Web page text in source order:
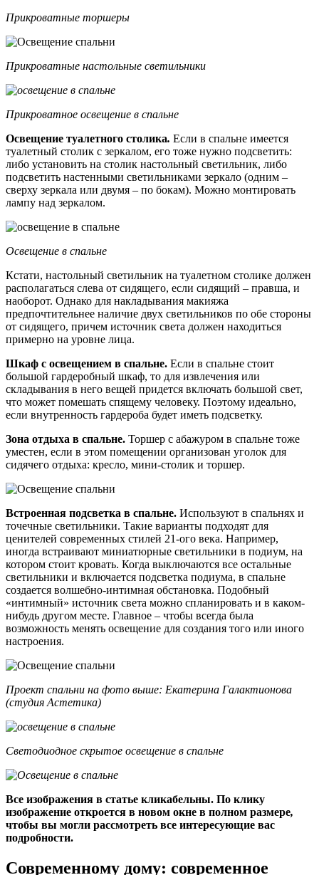
Прикроватные торшеры
Прикроватные настольные светильники
Прикроватное освещение в спальне
Освещение туалетного столика. Если в спальне имеется
туалетный столик с зеркалом, его тоже нужно подсветить:
либо установить на столик настольный светильник, либо
подсветить настенными светильниками зеркало (одним –
сверху зеркала или двумя – по бокам). Можно монтировать
лампу над зеркалом.
Освещение в спальне
Кстати, настольный светильник на туалетном столике должен
располагаться слева от сидящего, если сидящий – правша, и
наоборот. Однако для накладывания макияжа
предпочтительнее наличие двух светильников по обе стороны
от сидящего, причем источник света должен находиться
примерно на уровне лица.
Шкаф с освещением в спальне. Если в спальне стоит
большой гардеробный шкаф, то для извлечения или
складывания в него вещей придется включать большой свет,
что может помешать спящему человеку. Поэтому идеально,
если внутренность гардероба будет иметь подсветку.
Зона отдыха в спальне. Торшер с абажуром в спальне тоже
уместен, если в этом помещении организован уголок для
сидячего отдыха: кресло, мини-столик и торшер.
Встроенная подсветка в спальне. Используют в спальнях и
точечные светильники. Такие варианты подходят для
ценителей современных стилей 21-ого века. Например,
иногда встраивают миниатюрные светильники в подиум, на
котором стоит кровать. Когда выключаются все остальные
светильники и включается подсветка подиума, в спальне
создается волшебно-интимная обстановка. Подобный
«интимный» источник света можно спланировать и в каком-
нибудь другом месте. Главное – чтобы всегда была
возможность менять освещение для создания того или иного
настроения.
Проект спальни на фото выше: Екатерина Галактионова
(студия Астетика)
Светодиодное скрытое освещение в спальне
Все изображения в статье кликабельны. По клику
изображение откроется в новом окне в полном размере,
чтобы вы могли рассмотреть все интересующие вас
подробности.
Современному дому: современное